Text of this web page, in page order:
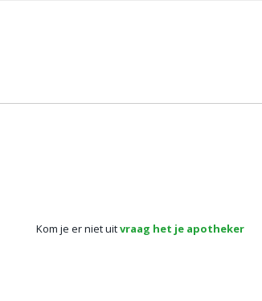
Kom je er niet uitvraag het je apotheker